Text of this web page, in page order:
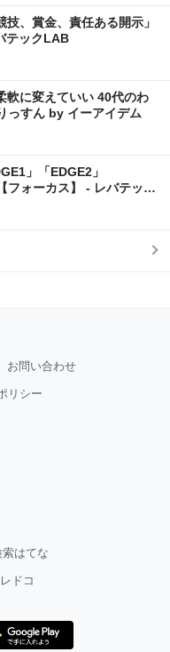
、賞金、責任ある開示」
テックLAB
軟に変えていい 40代のわ
っすん by イーアイデム
」「EDGE2」
フォーカス】 - レバテック
お問い合わせ
リシー
索はてな
ドコ